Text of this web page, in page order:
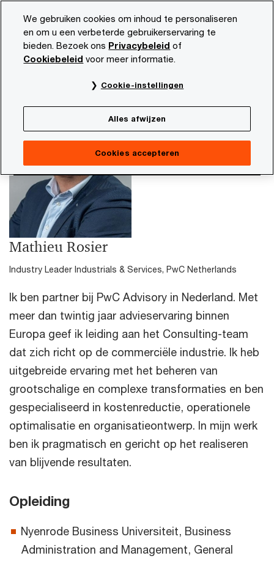
content
footer
PwC NL Mathieu Rosier
Mathieu Rosier
Industry Leader Industrials & Services, PwC Netherlands
Ik ben partner bij PwC Advisory in Nederland. Met
meer dan twintig jaar advieservaring binnen
Europa geef ik leiding aan het Consulting-team
dat zich richt op de commerciële industrie. Ik heb
uitgebreide ervaring met het beheren van
grootschalige en complexe transformaties en ben
gespecialiseerd in kostenreductie, operationele
optimalisatie en organisatieontwerp. In mijn werk
ben ik pragmatisch en gericht op het realiseren
van blijvende resultaten.
Opleiding
Nyenrode Business Universiteit, Business
Administration and Management, General
We gebruiken cookies om inhoud te personaliseren
en om u een verbeterde gebruikerservaring te
bieden. Bezoek ons Privacybeleid of
Cookiebeleid voor meer informatie.
Cookie-instellingen
Alles afwijzen
Cookies accepteren